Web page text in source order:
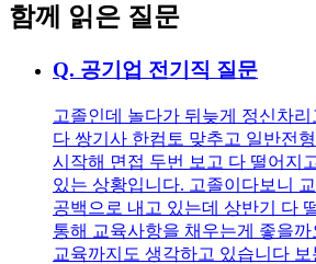
함께 읽은 질문
Q. 공기업 전기직 질문
고졸인데 놀다가 뒤늦게 정신차리
다 쌍기사 한컴토 맞추고 일반전
시작해 면접 두번 보고 다 떨어지
있는 상황입니다. 고졸이다보니
공백으로 내고 있는데 상반기 다
통해 교육사항을 채우는게 좋을
교육까지도 생각하고 있습니다